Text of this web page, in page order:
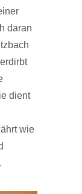
daran
dient
wie